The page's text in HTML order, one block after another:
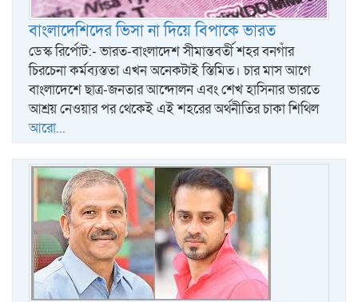
বাংলাদেশিদের ভিসা না দিয়ে বিপাকে ভারত
ডেস্ক রির্পোট:- ভারত-বাংলাদেশ সীমান্তবর্তী শহর বনগাঁর
চিরচেনা কর্মব্যস্ততা এখন অনেকটাই স্তিমিত। চার মাস আগে
বাংলাদেশে ছাত্র-জনতার আন্দোলন এবং শেখ হাসিনার ভারতে
আশ্রয় নেওয়ার পর থেকেই এই শহরের অর্থনীতির চাকা শিথিল
আরো...